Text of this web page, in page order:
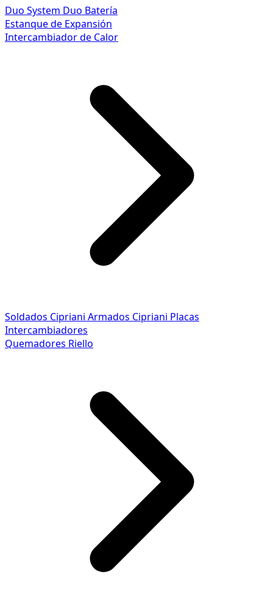
Duo System Duo Batería
Estanque de Expansión
Intercambiador de Calor
Soldados Cipriani Armados Cipriani Placas
Intercambiadores
Quemadores Riello